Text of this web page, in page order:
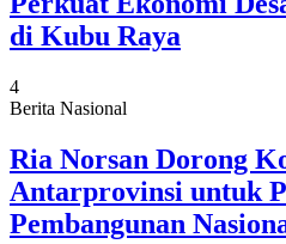
di Kubu Raya
4
Berita Nasional
Ria Norsan Dorong
Antarprovinsi untuk
Pembangunan